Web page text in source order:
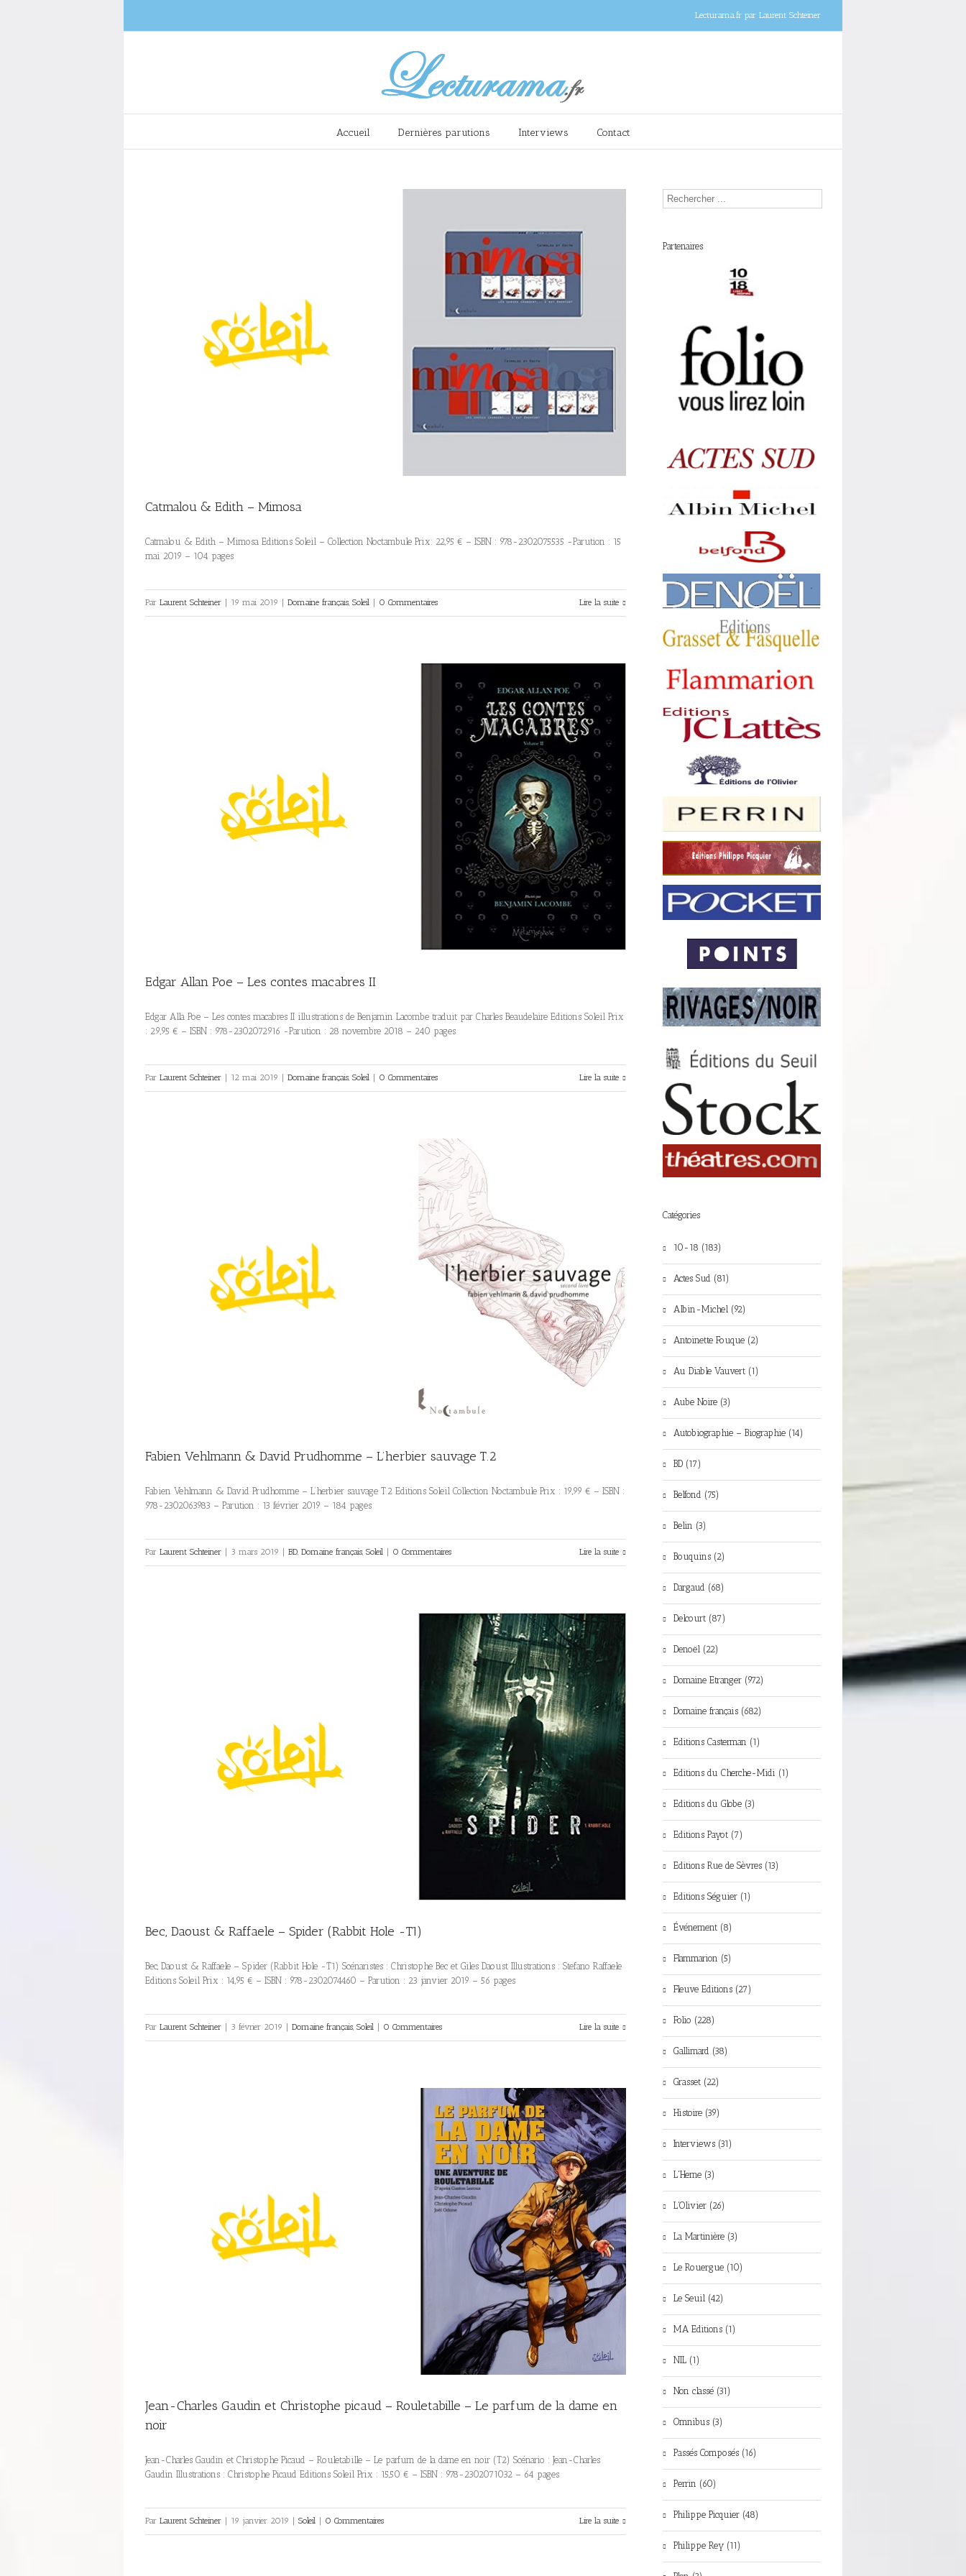
Lecturama.fr par Laurent Schteiner
Accueil Dernières parutions Interviews Contact
Catmalou & Edith – Mimosa
Catmalou & Edith – Mimosa Editions Soleil – Collection Noctambule Prix: 22,95 € – ISBN : 978-2302075535 -Parution : 15
mai 2019 – 104 pages
Par Laurent Schteiner 19 mai 2019 Domaine français, Soleil 0 Commentaires Lire la suite
Edgar Allan Poe – Les contes macabres II
Edgar Alla Poe – Les contes macabres II illustrations de Benjamin Lacombe traduit par Charles Beaudelaire Editions Soleil Prix
: 29,95 € – ISBN : 978-2302072916 -Parution : 28 novembre 2018 – 240 pages
Par Laurent Schteiner | 12 mai 2019 | Domaine français Soleil | 0 Commentaires Lire la suite
Fabien Vehlmann & David Prudhomme – L’herbier sauvage T.2
Fabien Vehlmann & David Prudhomme – L’herbier sauvage T.2 Editions Soleil Collection Noctambule Prix : 19,99 € – ISBN :
978-2302063983 – Parution : 13 février 2019 – 184 pages
Par Laurent Schteiner 3 mars 2019 BD, Domaine français, Soleil 0 Commentaires Lire la suite
Bec, Daoust & Raffaele – Spider (Rabbit Hole -T1)
Bec, Daoust & Raffaele – Spider (Rabbit Hole -T1) Scénaristes : Christophe Bec et Giles Daoust Illustrations : Stefano Raffaele
Editions Soleil Prix : 14,95 € – ISBN : 978-2302074460 – Parution : 23 janvier 2019 – 56 pages
Par Laurent Schteiner | 3 février 2019 | Domaine français Soleil | 0 Commentaires Lire la suite
Jean-Charles Gaudin et Christophe picaud – Rouletabille – Le parfum de la dame en
noir
Jean-Charles Gaudin et Christophe Picaud – Rouletabille – Le parfum de la dame en noir (T2) Scénario : Jean-Charles
Gaudin Illustrations : Christophe Picaud Editions Soleil Prix : 15,50 € – ISBN : 978-2302071032 – 64 pages
Par Laurent Schteiner 19 janvier 2019 Soleil 0 Commentaires Lire la suite
Partenaires
Catégories
10-18 (183)
Actes Sud (81)
Albin-Michel (92)
Antoinette Fouque (2)
Au Diable Vauvert (1)
Aube Noire (3)
Autobiographie – Biographie (14)
BD (17)
Belfond (75)
Belin (3)
Bouquins (2)
Dargaud (68)
Delcourt (87)
Denoël (22)
Domaine Etranger (972)
Domaine français (682)
Editions Casterman (1)
Editions du Cherche-Midi (1)
Editions du Globe (3)
Editions Payot (7)
Editions Rue de Sèvres (13)
Editions Séguier (1)
Événement (8)
Flammarion (5)
Fleuve Editions (27)
Folio (228)
Gallimard (38)
Grasset (22)
Histoire (39)
Interviews (31)
L'Herne (3)
L'Olivier (26)
La Martinière (3)
Le Rouergue (10)
Le Seuil (42)
MA Editions (1)
NIL (1)
Non classé (31)
Omnibus (3)
Passés Composés (16)
Perrin (60)
Philippe Picquier (48)
Philippe Rey (11)